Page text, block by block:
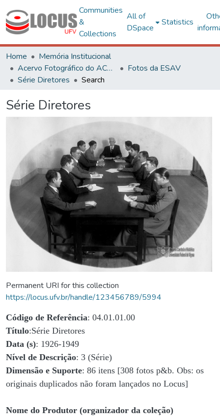
Communities
&
Collections
All of
DSpace
Statistics
Home
Memória Institucional
Acervo Fotográfico do ACH-UFV
Fotos da ESAV
Série Diretores
Search
Série Diretores
Permanent URI for this collection
https://locus.ufv.br/handle/123456789/5994
Código de Referência: 04.01.01.00
Título:Série Diretores
Data (s): 1926-1949
Nível de Descrição: 3 (Série)
Dimensão e Suporte: 86 itens [308 fotos p&b. Obs: os
originais duplicados não foram lançados no Locus]
Nome do Produtor (organizador da coleção)